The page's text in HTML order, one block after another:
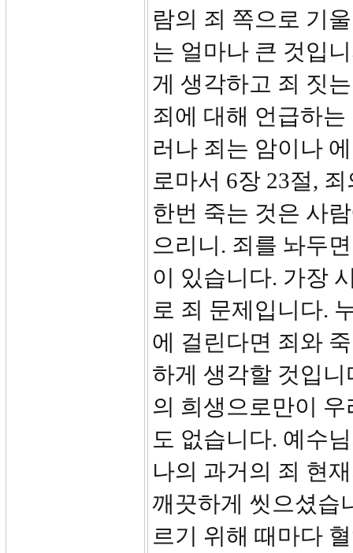
람의 죄 쪽으로 기
는 얼마나 큰 것입
게 생각하고 죄 짓
죄에 대해 언급하
러나 죄는 암이나
로마서 6장 23절,
한번 죽는 것은 사
으리니. 죄를 놔두
이 있습니다. 가장
로 죄 문제입니다.
에 걸린다면 죄와
하게 생각할 것입
의 희생으로만이
도 없습니다. 예수
나의 과거의 죄 현
깨끗하게 씻으셨습
르기 위해 때마다